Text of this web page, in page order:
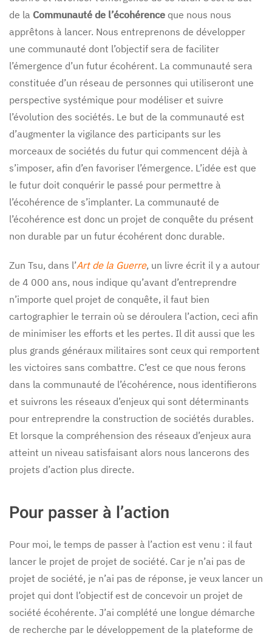
de la Communauté de l’écohérence que nous nous
apprêtons à lancer. Nous entreprenons de développer
une communauté dont l’objectif sera de faciliter
l’émergence d’un futur écohérent. La communauté sera
constituée d’un réseau de personnes qui utiliseront une
perspective systémique pour modéliser et suivre
l’évolution des sociétés. Le but de la communauté est
d’augmenter la vigilance des participants sur les
morceaux de sociétés du futur qui commencent déjà à
s’imposer, afin d’en favoriser l’émergence. L’idée est que
le futur doit conquérir le passé pour permettre à
l’écohérence de s’implanter. La communauté de
l’écohérence est donc un projet de conquête du présent
non durable par un futur écohérent donc durable.
Zun Tsu, dans l’Art de la Guerre, un livre écrit il y a autour
de 4 000 ans, nous indique qu’avant d’entreprendre
n’importe quel projet de conquête, il faut bien
cartographier le terrain où se déroulera l’action, ceci afin
de minimiser les efforts et les pertes. Il dit aussi que les
plus grands généraux militaires sont ceux qui remportent
les victoires sans combattre. C’est ce que nous ferons
dans la communauté de l’écohérence, nous identifierons
et suivrons les réseaux d’enjeux qui sont déterminants
pour entreprendre la construction de sociétés durables.
Et lorsque la compréhension des réseaux d’enjeux aura
atteint un niveau satisfaisant alors nous lancerons des
projets d’action plus directe.
Pour passer à l’action
Pour moi, le temps de passer à l’action est venu : il faut
lancer le projet de projet de société. Car je n’ai pas de
projet de société, je n’ai pas de réponse, je veux lancer un
projet qui dont l’objectif est de concevoir un projet de
société écohérente. J’ai complété une longue démarche
de recherche par le développement de la plateforme de